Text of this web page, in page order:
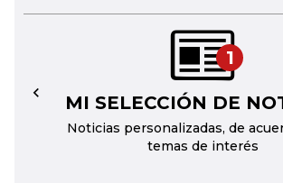
1
MI SELECCIÓN DE
Noticias personalizadas, de
temas de interés
←